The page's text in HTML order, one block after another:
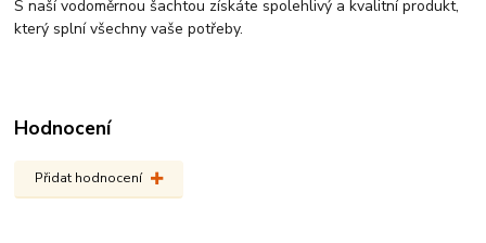
S naší vodoměrnou šachtou získáte spolehlivý a kvalitní produkt,
který splní všechny vaše potřeby.
Hodnocení
Přidat hodnocení